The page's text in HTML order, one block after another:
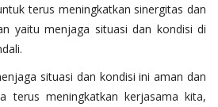
terus meningkatkan sinergitas dan
yaitu menjaga situasi dan kondisi di
situasi dan kondisi ini aman dan
terus meningkatkan kerjasama kita,